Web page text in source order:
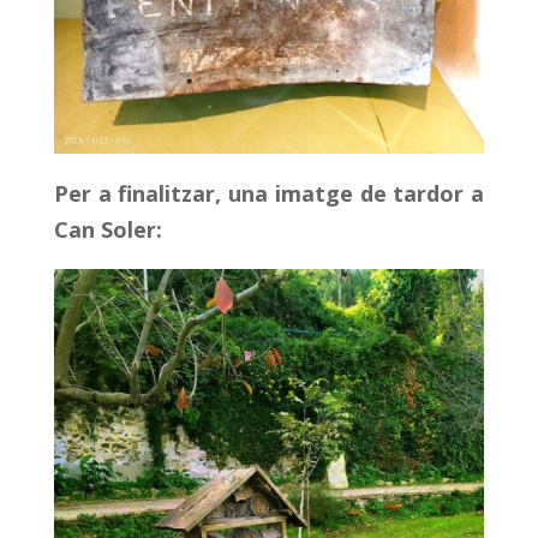
Per a finalitzar, una imatge de tardor a
Can Soler: